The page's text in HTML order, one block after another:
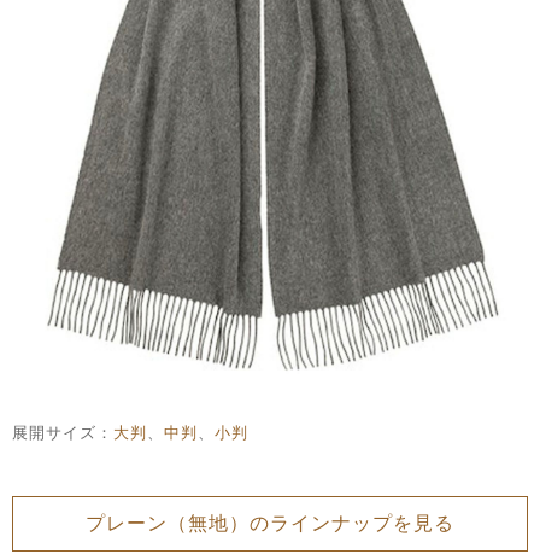
展開サイズ： 大判 、 中判 、 小判
プレーン（無地）のラインナップを見る